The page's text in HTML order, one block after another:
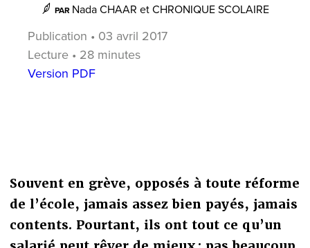
PAR Nada CHAAR et CHRONIQUE SCOLAIRE
Publication • 03 avril 2017
Lecture • 28 minutes
Version PDF
Souvent en grève, opposés à toute réforme
de l’école, jamais assez bien payés, jamais
contents. Pourtant, ils ont tout ce qu’un